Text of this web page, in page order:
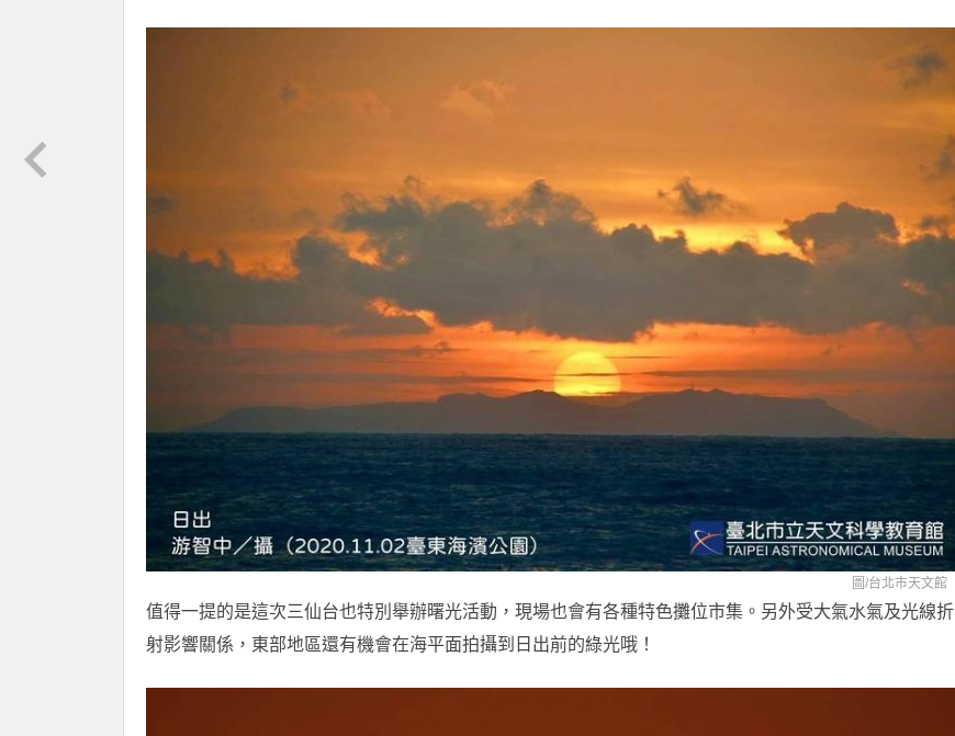
圖/台北市天文館
值得一提的是這次三仙台也特別舉辦曙光活動，現場也會有各種特色攤位市集。另外受大氣水氣及光線折
射影響關係，東部地區還有機會在海平面拍攝到日出前的綠光哦！